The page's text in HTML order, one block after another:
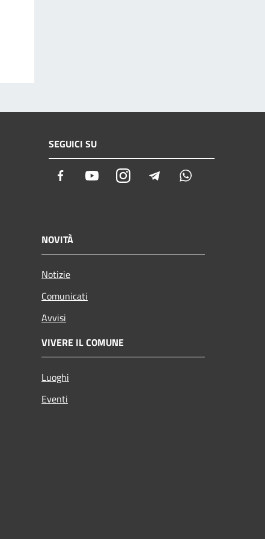
SEGUICI SU
Facebook YoutubeInstagramTelegram
NOVITÀ
Notizie
Comunicati
Avvisi
VIVERE IL COMUNE
Luoghi
Eventi